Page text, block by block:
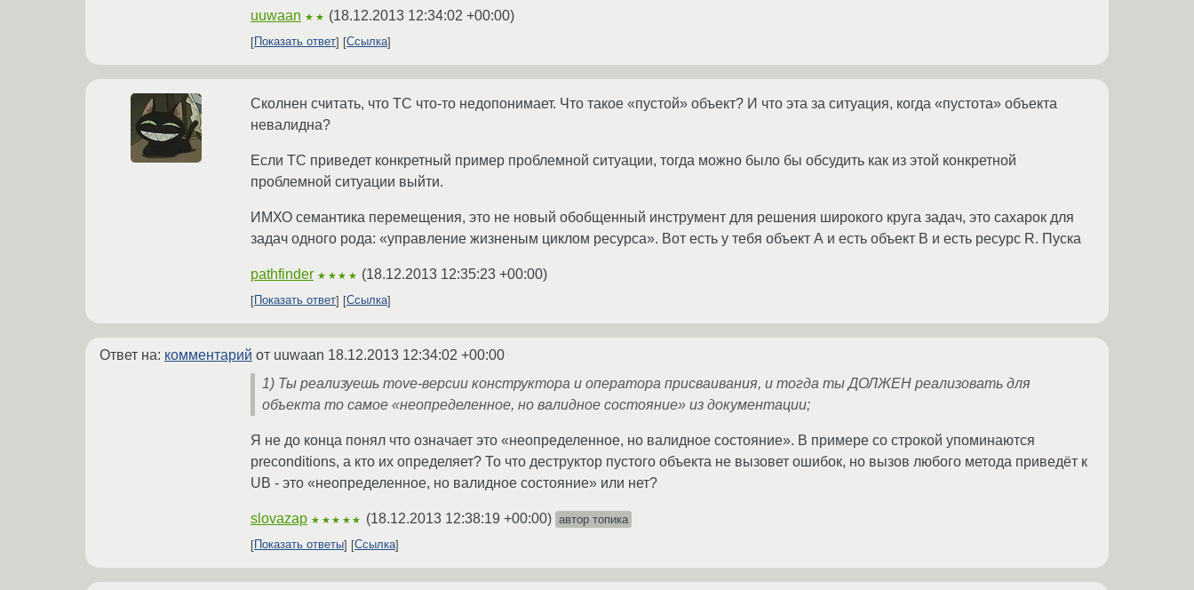
uuwaan ★★ (18.12.2013 12:34:02 +00:00)
Показать ответ Ссылка
Сколнен считать, что ТС что-то недопонимает. Что такое «пустой» объект? И что эта за ситуация, когда «пустота» объекта
невалидна?
Если ТС приведет конкретный пример проблемной ситуации, тогда можно было бы обсудить как из этой конкретной
проблемной ситуации выйти.
ИМХО семантика перемещения, это не новый обобщенный инструмент для решения широкого круга задач, это сахарок для
задач одного рода: «управление жизненым циклом ресурса». Вот есть у тебя объект А и есть объект B и есть ресурс R. Пуска
pathfinder ★★★★ (18.12.2013 12:35:23 +00:00)
Показать ответ Ссылка
Ответ на: комментарий от uuwaan 18.12.2013 12:34:02 +00:00
1) Ты реализуешь move-версии конструктора и оператора присваивания, и тогда ты ДОЛЖЕН реализовать для
объекта то самое «неопределенное, но валидное состояние» из документации;
Я не до конца понял что означает это «неопределенное, но валидное состояние». В примере со строкой упоминаются
preconditions, а кто их определяет? То что деструктор пустого объекта не вызовет ошибок, но вызов любого метода приведёт к
UB - это «неопределенное, но валидное состояние» или нет?
slovazap ★★★★★ (18.12.2013 12:38:19 +00:00) автор топика
Показать ответы
Ссылка